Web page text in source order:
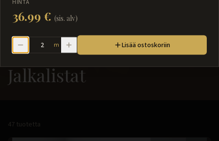
Jalkalistat
47 tuotetta
HINTA
36.99 € (sis. alv)
m Lisää ostoskoriin